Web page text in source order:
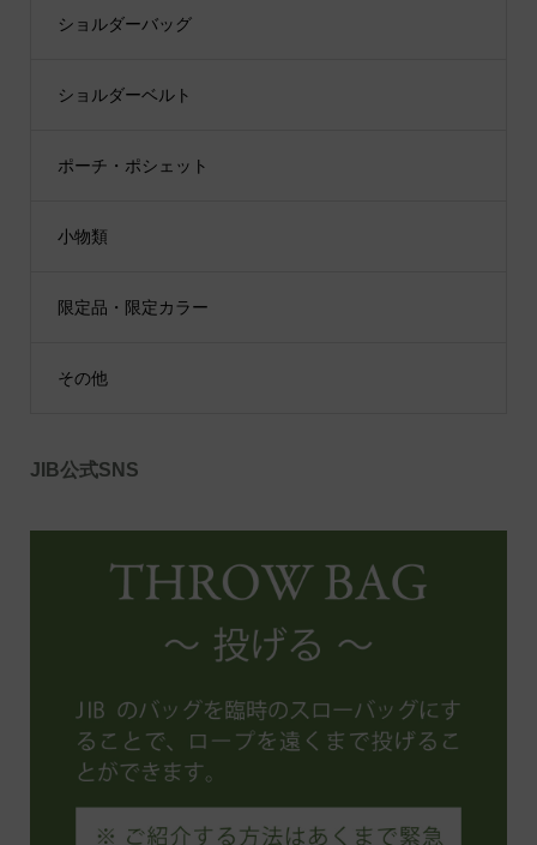
ショルダーバッグ
ショルダーベルト
ポーチ・ポシェット
小物類
限定品・限定カラー
その他
JIB公式SNS